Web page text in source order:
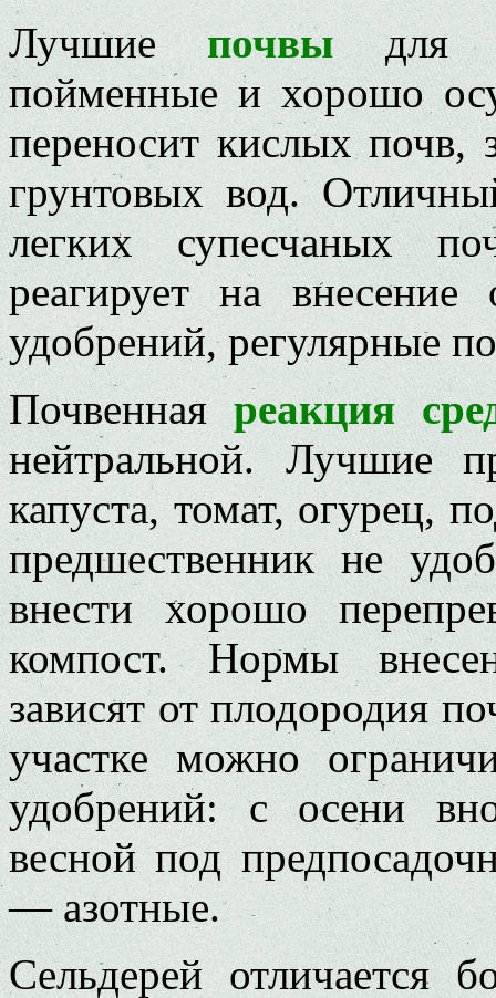
Лучшиепочвы
для
пойменные и хорошо
переносит кислых почв,
грунтовых вод.
легких супесчаных
реагирует на
удобрений, регулярные
Почвеннаяреакция
нейтральной. Лучшие
капуста, томат, огурец,
предшественник не
внести хорошо
компост. Нормы
зависят от плодородия
участке можно
удобрений: с осени
весной под
— азотные.
Сельдерей отличается